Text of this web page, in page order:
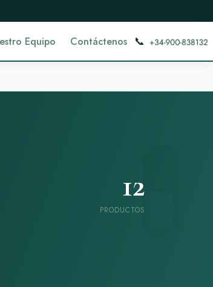
Equipo Contáctenos 📞
12
PRODUCTOS